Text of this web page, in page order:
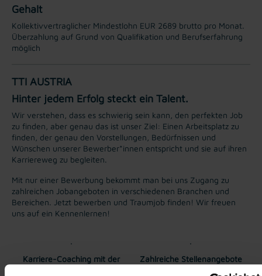
Gehalt
Kollektivvertraglicher Mindestlohn EUR 2689 brutto pro Monat.
Überzahlung auf Grund von Qualifikation und Berufserfahrung
möglich
TTI AUSTRIA
Hinter jedem Erfolg steckt ein Talent.
Wir verstehen, dass es schwierig sein kann, den perfekten Job
zu finden, aber genau das ist unser Ziel: Einen Arbeitsplatz zu
finden, der genau den Vorstellungen, Bedürfnissen und
Wünschen unserer Bewerber*innen entspricht und sie auf ihren
Karriereweg zu begleiten.
Mit nur einer Bewerbung bekommt man bei uns Zugang zu
zahlreichen Jobangeboten in verschiedenen Branchen und
Bereichen. Jetzt bewerben und Traumjob finden! Wir freuen
uns auf ein Kennenlernen!
Karriere-Coaching mit der
Zahlreiche Stellenangebote